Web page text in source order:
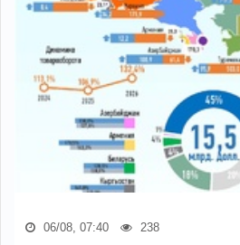
06/08, 07:40 238